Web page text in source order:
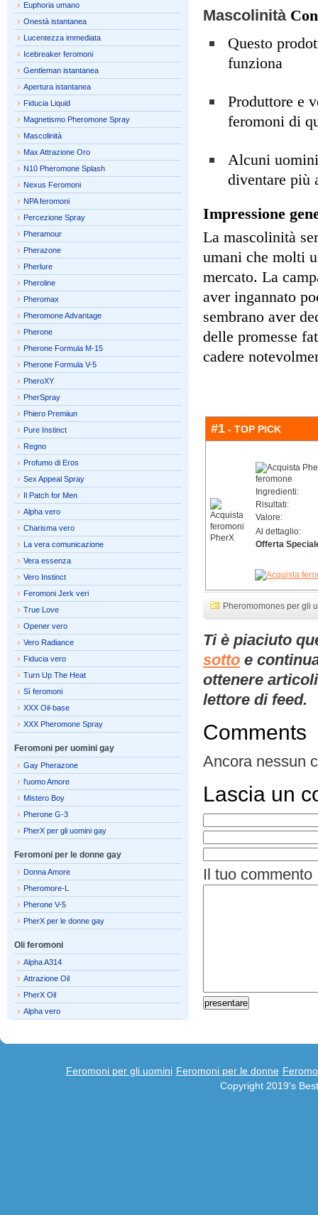
Mascolinità
Questo
funziona
Produttore e
feromoni di
Alcuni
diventare più
Impressione
La mascolinità
umani che molti
mercato. La
aver ingannato
sembrano aver
delle promesse
cadere
#1 - TOP PICK
Ingredienti:
Risultati:
Valore:
Al dettaglio:
Offerta
Pheromomones per gli
Ti è piaciuto
sotto e
ottenere
lettore di feed.
Comments
Ancora nessun
Lascia un
Il tuo commento
Euphoria umano
Onestà istantanea
Lucentezza immediata
Icebreaker feromoni
Gentleman istantanea
Apertura istantanea
Fiducia Liquid
Magnetismo Pheromone Spray
Mascolinità
Max Attrazione Oro
N10 Pheromone Splash
Nexus Feromoni
NPA feromoni
Percezione Spray
Pheramour
Pherazone
Pherlure
Pheroline
Pheromax
Pheromone Advantage
Pherone
Pherone Formula M-15
Pherone Formula V-5
PheroXY
PherSpray
Phiero Premiiun
Pure Instinct
Regno
Profumo di Eros
Sex Appeal Spray
Il Patch for Men
Alpha vero
Charisma vero
La vera comunicazione
Vera essenza
Vero Instinct
Feromoni Jerk veri
True Love
Opener vero
Vero Radiance
Fiducia vero
Turn Up The Heat
Sì feromoni
XXX Oil-base
XXX Pheromone Spray
Feromoni per uomini gay
Gay Pherazone
l'uomo Amore
Mistero Boy
Pherone G-3
PherX per gli uomini gay
Feromoni per le donne gay
Donna Amore
Pheromore-L
Pherone V-5
PherX per le donne gay
Oli feromoni
Alpha A314
Attrazione Oil
PherX Oil
Alpha vero
Feromoni per gli uomini Feromoni per le donne
Copyright 2019's